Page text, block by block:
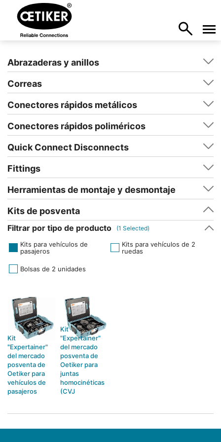
Abrazaderas y anillos
Correas
Conectores rápidos metálicos
Conectores rápidos poliméricos
Quick Connect Disconnects
Fittings
Herramientas de montaje y desmontaje
Kits de posventa
Filtrar por tipo de producto (1 Selected)
Kits para vehículos de
pasajeros
Kits para vehículos de 2
ruedas
Bolsas de 2 unidades
Kit
"Expertainer"
del mercado
posventa de
Oetiker para
vehículos de
pasajeros
Kit
"Expertainer"
del mercado
posventa de
Oetiker para
juntas
homocinéticas
(CVJ